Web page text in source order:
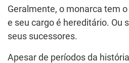
Geralmente, o monarca tem
e seu cargo é hereditário. Ou
seus sucessores.
Apesar de períodos da